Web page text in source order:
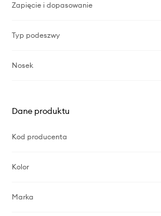
Zapięcie i dopasowanie
Typ podeszwy
Nosek
Dane produktu
Kod producenta
Kolor
Marka